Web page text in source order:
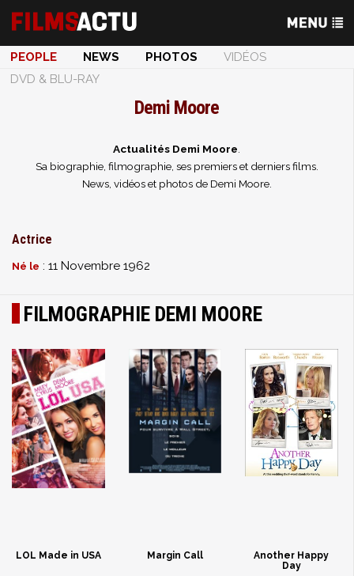
PEOPLE NEWS PHOTOS
VIDÉOS
DVD & BLU-RAY
Demi Moore
Actualités Demi Moore
Sa biographie, filmographie, ses premiers et derniers films.
News, vidéos et photos de Demi Moore.
Actrice
Né le : 11 Novembre 1962
FILMOGRAPHIE DEMI MOORE
LOL Made in USA Margin Call
Another Happy
Day